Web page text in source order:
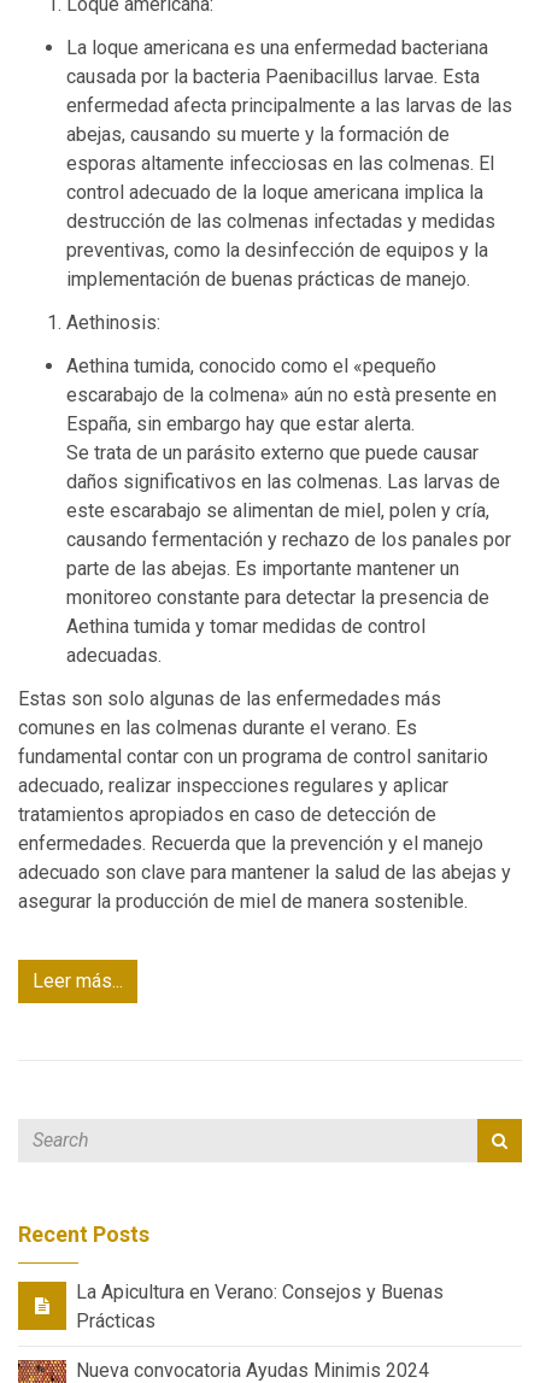
La loque americana es una enfermedad bacteriana
causada por la bacteria Paenibacillus larvae. Esta
enfermedad afecta principalmente a las larvas de las
abejas, causando su muerte y la formación de
esporas altamente infecciosas en las colmenas. El
control adecuado de la loque americana implica la
destrucción de las colmenas infectadas y medidas
preventivas, como la desinfección de equipos y la
implementación de buenas prácticas de manejo.
Aethinosis:
Aethina tumida, conocido como el «pequeño
escarabajo de la colmena» aún no està presente en
España, sin embargo hay que estar alerta.
Se trata de un parásito externo que puede causar
daños significativos en las colmenas. Las larvas de
este escarabajo se alimentan de miel, polen y cría,
causando fermentación y rechazo de los panales por
parte de las abejas. Es importante mantener un
monitoreo constante para detectar la presencia de
Aethina tumida y tomar medidas de control
adecuadas.
Estas son solo algunas de las enfermedades más
comunes en las colmenas durante el verano. Es
fundamental contar con un programa de control sanitario
adecuado, realizar inspecciones regulares y aplicar
tratamientos apropiados en caso de detección de
enfermedades. Recuerda que la prevención y el manejo
adecuado son clave para mantener la salud de las abejas y
asegurar la producción de miel de manera sostenible.
Leer más...
Recent Posts
La Apicultura en Verano: Consejos y Buenas
Prácticas
Nueva convocatoria Ayudas Minimis 2024